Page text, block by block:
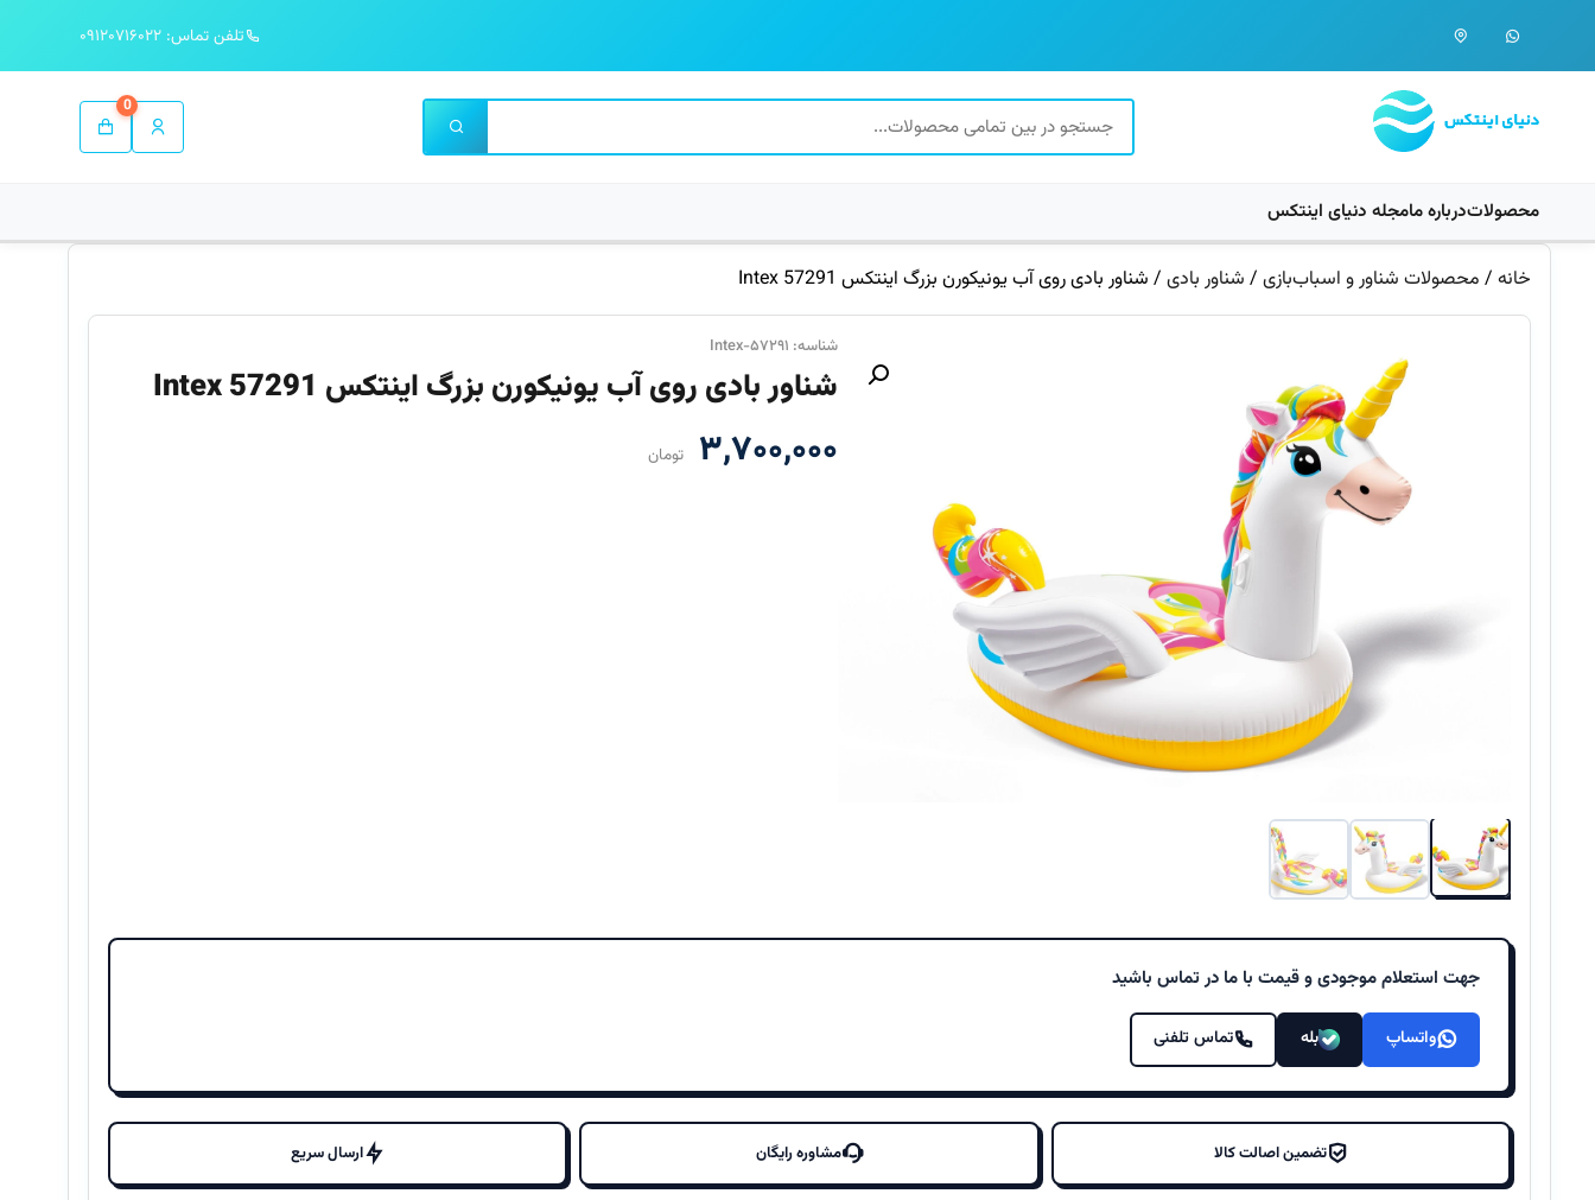
تلفن تماس: ۰۹۱۲۰۷۱۶۰۲۲
0
محصولاتدرباره مامجله دنیای اینتکس
خانه / محصولات شناور و اسباب‌بازی / شناور بادی / شناور بادی روی آب یونیکورن بزرگ اینتکس 57291 Intex
شناسه: Intex-۵۷۲۹۱
شناور بادی روی آب یونیکورن بزرگ اینتکس 57291 Intex
۳,۷۰۰,۰۰۰ تومان
جهت استعلام موجودی و قیمت با ما در تماس باشید
واتساپ بله تماس تلفنی
تضمین اصالت کالا مشاوره رایگان ارسال سریع